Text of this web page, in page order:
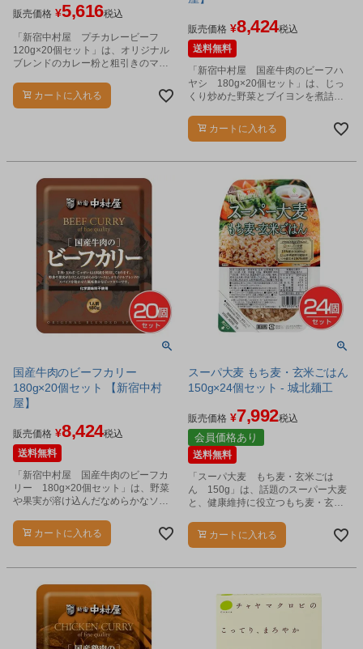
販売価格 ¥5,616税込
「新宿中村屋 プチカレービーフ
120g×20個セット」は、オリジナル
ブレンドのカレー粉と粗引きのマサ
ーフカレーです。
カートに入れる
販売価格 ¥8,424税込
送料無料
「新宿中村屋 国産牛肉のビーフハ
ヤシ 180g×20個セット」は、じっ
くり炒めた野菜とブイヨンを煮詰め
ソースで煮込んだ、味わい深いビー
フハヤシです。
カートに入れる
国産牛肉のビーフカリー
180g×20個セット 【新宿中村
屋】
販売価格 ¥8,424税込
送料無料
「新宿中村屋 国産牛肉のビーフカ
リー 180g×20個セット」は、野菜
や果実が溶け込んだなめらかなソー
スを効かせた風味豊かなビーフカレ
ーです。
カートに入れる
スーパ大麦 もち麦・玄米ごはん
150g×24個セット - 城北麺工
販売価格 ¥7,992税込
会員価格あり
送料無料
「スーパ大麦 もち麦・玄米ごは
ん 150g」は、話題のスーパー大麦
と、健康維持に役立つもち麦・玄米
カートに入れる